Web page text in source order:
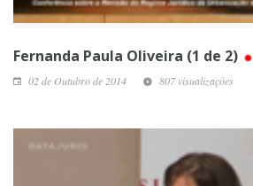
Fernanda Paula Oliveira (1 de 2)
02 de Outubro de 2014 807 visualizações